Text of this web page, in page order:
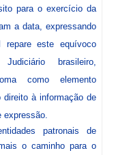
para o exercício da
a data, expressando
este equívoco
brasileiro,
como elemento
direito à informação de
expressão.
patronais de
o caminho para o